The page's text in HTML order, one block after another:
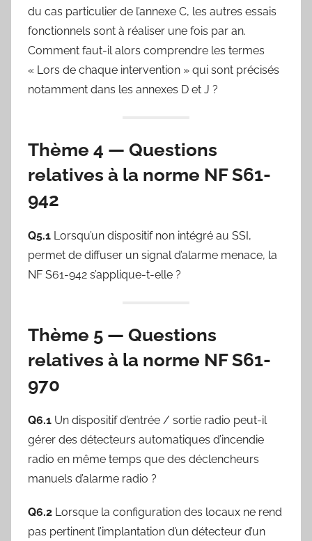
du cas particulier de l’annexe C, les autres essais
fonctionnels sont à réaliser une fois par an.
Comment faut-il alors comprendre les termes
« Lors de chaque intervention » qui sont précisés
notamment dans les annexes D et J ?
Thème 4 — Questions
relatives à la norme NF S61-
942
Q5.1 Lorsqu’un dispositif non intégré au SSI,
permet de diffuser un signal d’alarme menace, la
NF S61-942 s’applique-t-elle ?
Thème 5 — Questions
relatives à la norme NF S61-
970
Q6.1 Un dispositif d’entrée / sortie radio peut-il
gérer des détecteurs automatiques d’incendie
radio en même temps que des déclencheurs
manuels d’alarme radio ?
Q6.2 Lorsque la configuration des locaux ne rend
pas pertinent l’implantation d’un détecteur d’un